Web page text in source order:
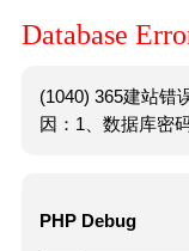
Database
(1040) 365建站错
因：1、数据库密
PHP Debug